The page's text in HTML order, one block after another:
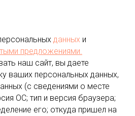
данных и
предложениями.
наш сайт, вы даете
ваших персональных данных,
(с сведениями о месте
ОС; тип и версия браузера;
его; откуда пришел на